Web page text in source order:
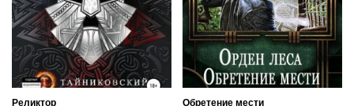
Реликтор Обретение мести